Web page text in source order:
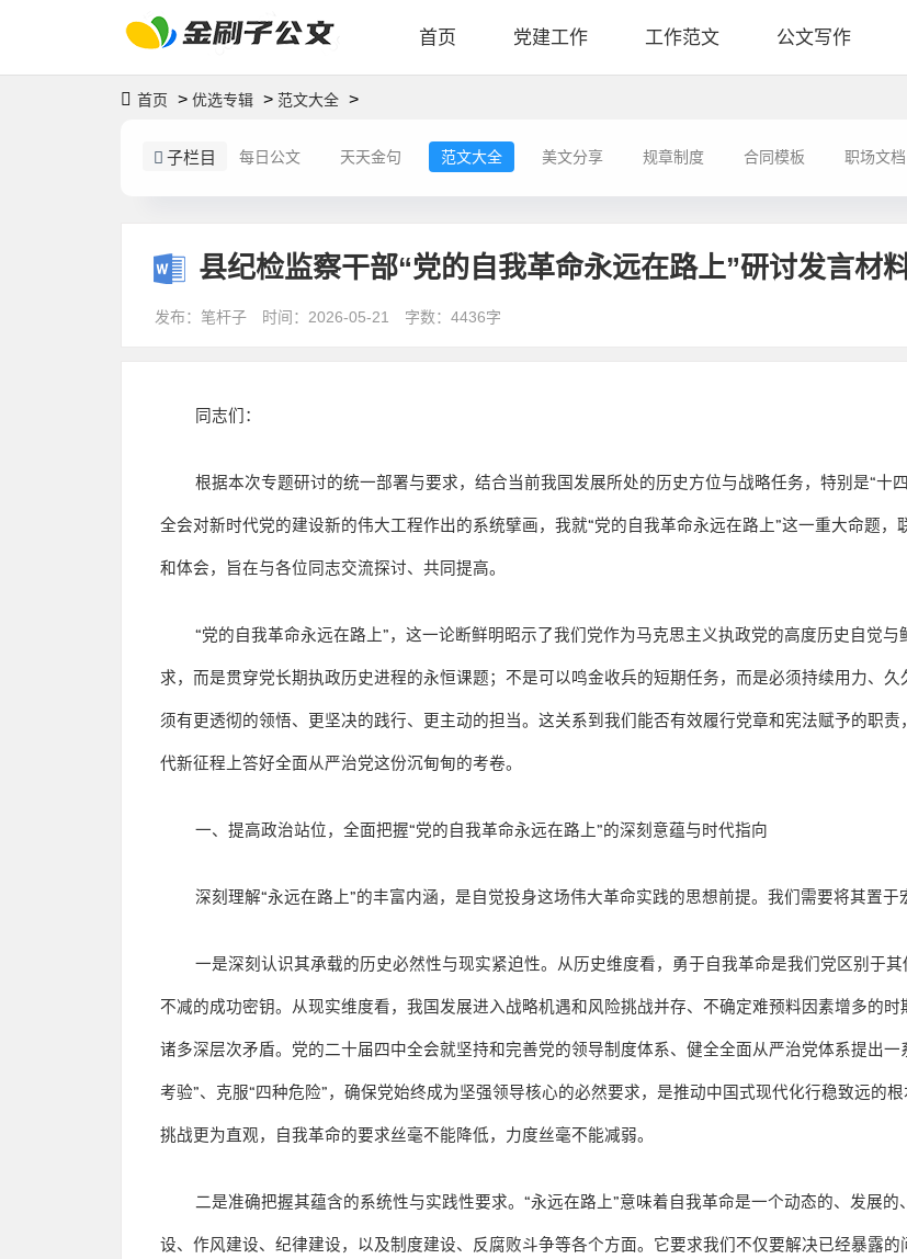
首页 党建工作 工作范文 公文写作
首页 > 优选专辑 > 范文大全 >
子栏目 每日公文 天天金句 范文大全 美文分享 规章制度 合同模板 职场文档
县纪检监察干部“党的自我革命永远在路上”研讨发言材
发布：笔杆子 时间：2026-05-21 字数：4436字
同志们：
根据本次专题研讨的统一部署与要求，结合当前我国发展所处的历史方位与战略任务，特别是“十
全会对新时代党的建设新的伟大工程作出的系统擘画，我就“党的自我革命永远在路上”这一重大命题，
和体会，旨在与各位同志交流探讨、共同提高。
“党的自我革命永远在路上”，这一论断鲜明昭示了我们党作为马克思主义执政党的高度历史自觉
求，而是贯穿党长期执政历史进程的永恒课题；不是可以鸣金收兵的短期任务，而是必须持续用力、
须有更透彻的领悟、更坚决的践行、更主动的担当。这关系到我们能否有效履行党章和宪法赋予的职
代新征程上答好全面从严治党这份沉甸甸的考卷。
一、提高政治站位，全面把握“党的自我革命永远在路上”的深刻意蕴与时代指向
深刻理解“永远在路上”的丰富内涵，是自觉投身这场伟大革命实践的思想前提。我们需要将其置
一是深刻认识其承载的历史必然性与现实紧迫性。从历史维度看，勇于自我革命是我们党区别于
不减的成功密钥。从现实维度看，我国发展进入战略机遇和风险挑战并存、不确定难预料因素增多的时
诸多深层次矛盾。党的二十届四中全会就坚持和完善党的领导制度体系、健全全面从严治党体系提出
考验”、克服“四种危险”，确保党始终成为坚强领导核心的必然要求，是推动中国式现代化行稳致远的
挑战更为直观，自我革命的要求丝毫不能降低，力度丝毫不能减弱。
二是准确把握其蕴含的系统性与实践性要求。“永远在路上”意味着自我革命是一个动态的、发展
设、作风建设、纪律建设，以及制度建设、反腐败斗争等各个方面。它要求我们不仅要解决已经暴露